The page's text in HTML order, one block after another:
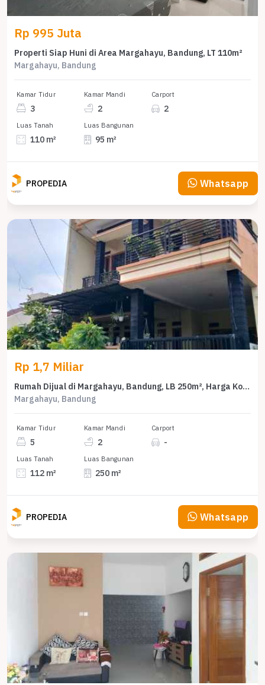
Rp 995 Juta
Properti Siap Huni di Area Margahayu, Bandung, LT 110m²
Margahayu, Bandung
Kamar Tidur
3
Kamar Mandi
2
Carport
2
Luas Tanah
110 m²
Luas Bangunan
95 m²
PROPEDIA Whatsapp
Rp 1,7 Miliar
Rumah Dijual di Margahayu, Bandung, LB 250m², Harga Kompetitif!
Margahayu, Bandung
Kamar Tidur
5
Kamar Mandi
2
Carport
-
Luas Tanah
112 m²
Luas Bangunan
250 m²
PROPEDIA Whatsapp